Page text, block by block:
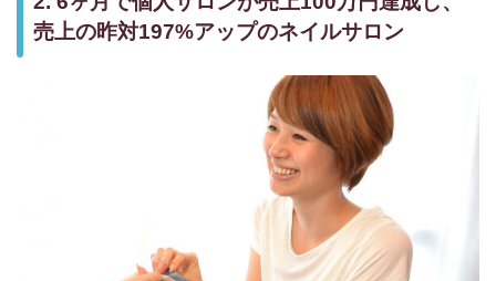
売上の昨対197%アップのネイルサロン